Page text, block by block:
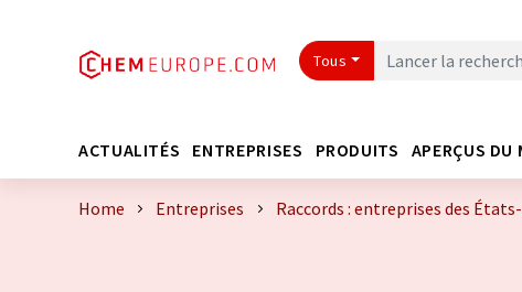
Tous
ACTUALITÉS ENTREPRISES PRODUITS APERÇUS DU
Home Entreprises Raccords : entreprises des